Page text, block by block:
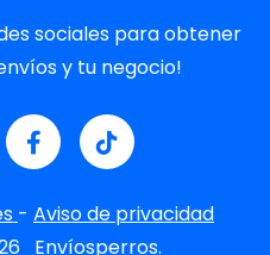
sociales para obtener
y tu negocio!
- Aviso de privacidad
Envíosperros.